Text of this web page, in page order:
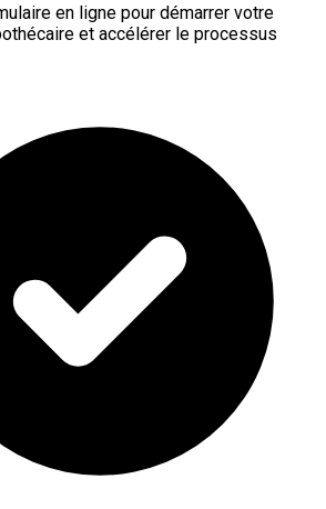
en ligne pour démarrer votre
et accélérer le processus